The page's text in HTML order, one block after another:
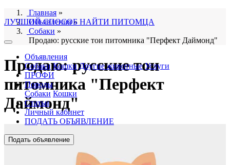
ЛУЧШИЙ СПОСОБ НАЙТИ ПИТОМЦА
Объявления
Собаки Кошки Другие животные Услуги
ПРОФИ
Породы
Собаки Кошки
Статьи
Личный кабинет
ПОДАТЬ ОБЪЯВЛЕНИЕ
Подать объявление
Главная »
Объявления»
Собаки »
Продаю: русские тои питомника "Перфект Даймонд"
Продаю: русские тои
питомника "Перфект
Даймонд"